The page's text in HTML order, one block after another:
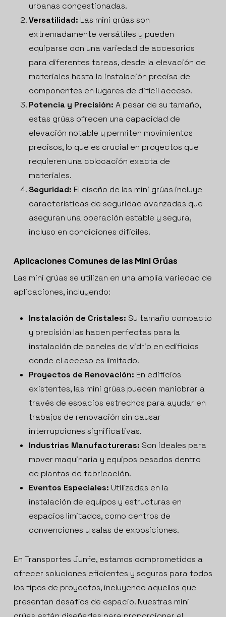
urbanas congestionadas.
Versatilidad: Las mini grúas son
extremadamente versátiles y pueden
equiparse con una variedad de accesorios
para diferentes tareas, desde la elevación de
materiales hasta la instalación precisa de
componentes en lugares de difícil acceso.
Potencia y Precisión: A pesar de su tamaño,
estas grúas ofrecen una capacidad de
elevación notable y permiten movimientos
precisos, lo que es crucial en proyectos que
requieren una colocación exacta de
materiales.
Seguridad: El diseño de las mini grúas incluye
características de seguridad avanzadas que
aseguran una operación estable y segura,
incluso en condiciones difíciles.
Aplicaciones Comunes de las Mini Grúas
Las mini grúas se utilizan en una amplia variedad de
aplicaciones, incluyendo:
Instalación de Cristales: Su tamaño compacto
y precisión las hacen perfectas para la
instalación de paneles de vidrio en edificios
donde el acceso es limitado.
Proyectos de Renovación: En edificios
existentes, las mini grúas pueden maniobrar a
través de espacios estrechos para ayudar en
trabajos de renovación sin causar
interrupciones significativas.
Industrias Manufactureras: Son ideales para
mover maquinaria y equipos pesados dentro
de plantas de fabricación.
Eventos Especiales: Utilizadas en la
instalación de equipos y estructuras en
espacios limitados, como centros de
convenciones y salas de exposiciones.
En Transportes Junfe, estamos comprometidos a
ofrecer soluciones eficientes y seguras para todos
los tipos de proyectos, incluyendo aquellos que
presentan desafíos de espacio. Nuestras mini